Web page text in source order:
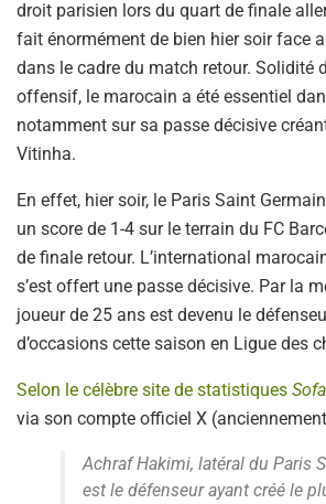
droit parisien lors du quart de finale
fait énormément de bien hier soir face
dans le cadre du match retour. Solidité
offensif, le marocain a été essentiel
notamment sur sa passe décisive
Vitinha.
En effet, hier soir, le Paris Saint
un score de 1-4 sur le terrain du FC
de finale retour. L’international
s’est offert une passe décisive. Par la
joueur de 25 ans est devenu le
d’occasions cette saison en Ligue des
Selon le célèbre site de statistiques
via son compte officiel X
Achraf Hakimi, latéral du Paris
est le défenseur ayant créé le